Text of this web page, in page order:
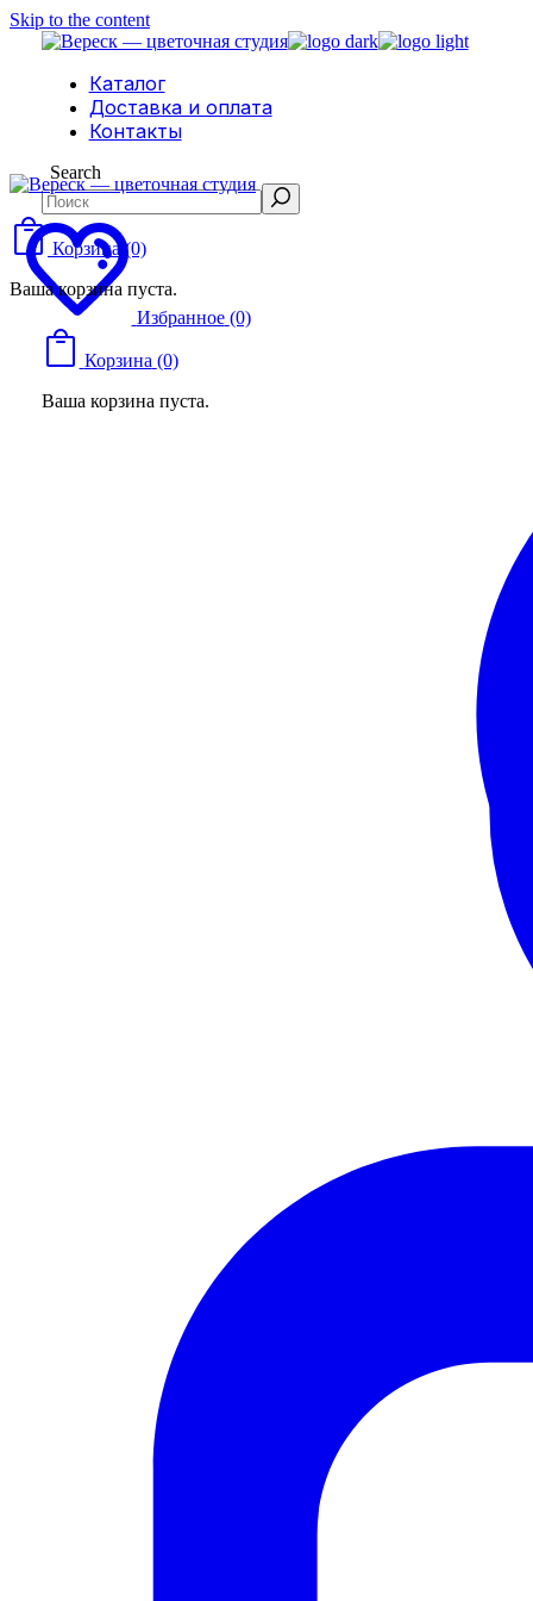
Skip to the content
Каталог
Доставка и оплата
Контакты
Search
Избранное (0)
Корзина (0)
Ваша корзина пуста.
Корзина (0)
Ваша корзина пуста.